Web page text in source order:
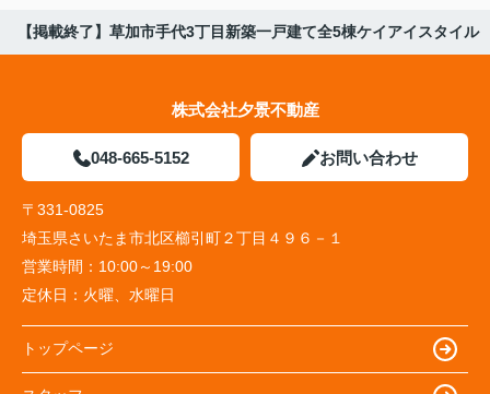
【掲載終了】草加市手代3丁目新築一戸建て全5棟ケイアイスタイル
株式会社夕景不動産
048-665-5152 お問い合わせ
〒331-0825
埼玉県さいたま市北区櫛引町２丁目４９６－１
営業時間： 10:00～19:00
定休日： 火曜、水曜日
トップページ